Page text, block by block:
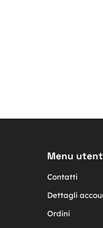
Menu
Contatti
Dettagli
Ordini